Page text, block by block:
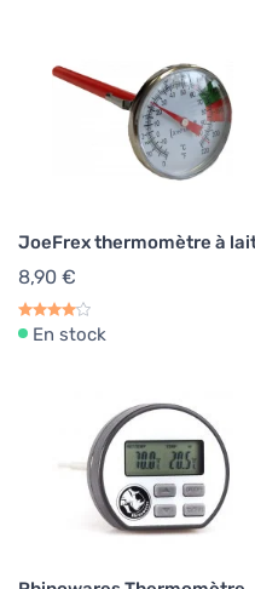
JoeFrex thermomètre à
8,90 €
En stock